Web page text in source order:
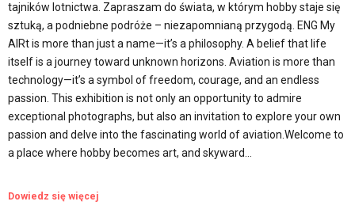
tajników lotnictwa. Zapraszam do świata, w którym hobby staje się
sztuką, a podniebne podróże – niezapomnianą przygodą. ENG My
AIRt is more than just a name—it’s a philosophy. A belief that life
itself is a journey toward unknown horizons. Aviation is more than
technology—it’s a symbol of freedom, courage, and an endless
passion. This exhibition is not only an opportunity to admire
exceptional photographs, but also an invitation to explore your own
passion and delve into the fascinating world of aviation.Welcome to
a place where hobby becomes art, and skyward…
Dowiedz się więcej